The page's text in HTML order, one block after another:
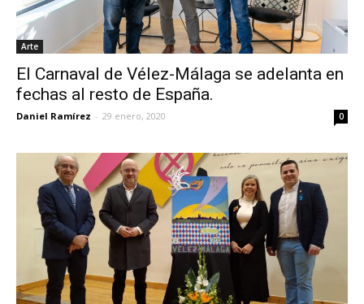
Arte
El Carnaval de Vélez-Málaga se adelanta en
fechas al resto de España.
Daniel Ramírez - 29 enero, 2020 0